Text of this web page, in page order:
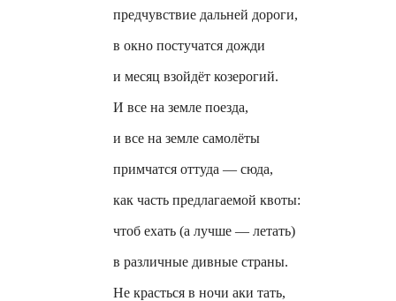
предчувствие дальней дороги,
в окно постучатся дожди
и месяц взойдёткозерогий.
И все на земле поезда,
и все на земле самолёты
примчатся оттуда — сюда,
как часть предлагаемой квоты:
чтоб ехать (а лучше — летать)
в различные дивные страны.
Не красться в ночи аки тать,